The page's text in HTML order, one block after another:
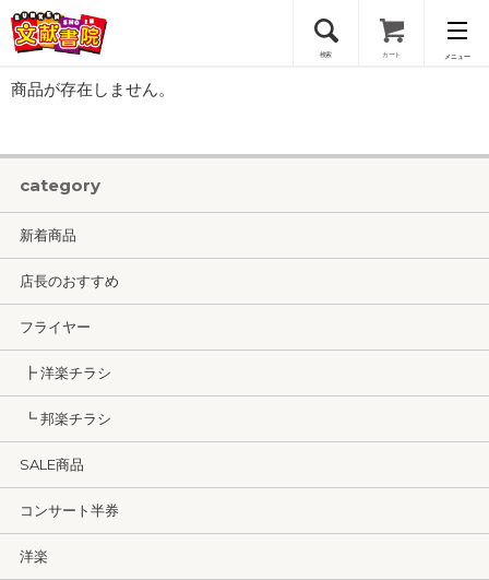
検索 カート メニュー
会員登録
ログイン
商品が存在しません。
category
新着商品
店長のおすすめ
フライヤー
┣ 洋楽チラシ
┗ 邦楽チラシ
SALE商品
コンサート半券
洋楽